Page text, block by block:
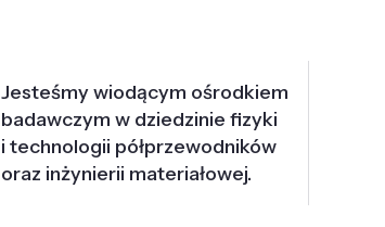
Jesteśmy wiodącym ośrodkiem
badawczym w dziedzinie fizyki
i technologii półprzewodników
oraz inżynierii materiałowej.